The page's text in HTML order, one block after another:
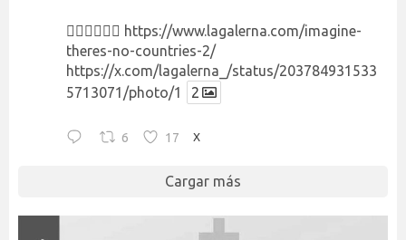
👉🏻👉🏻👉🏻 https://www.lagalerna.com/imagine-
theres-no-countries-2/
https://x.com/lagalerna_/status/203784931533
5713071/photo/1
2
6 17 X
Cargar más